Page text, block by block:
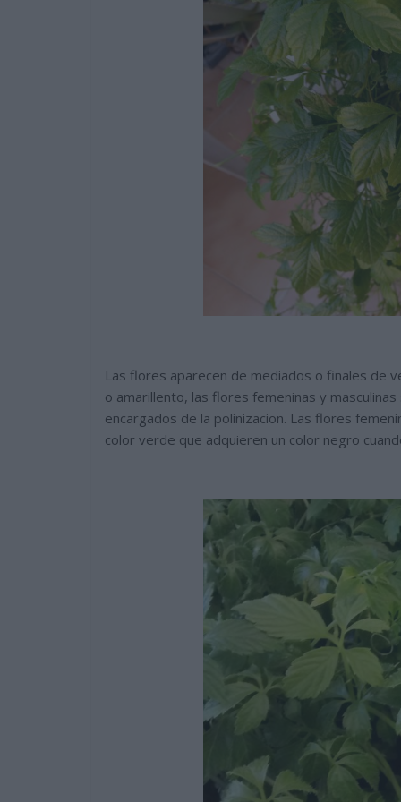
Las flores aparecen de mediados o finales de
o amarillento, las flores femeninas y
encargados de la polinizacion. Las flores
color verde que adquieren un color negro